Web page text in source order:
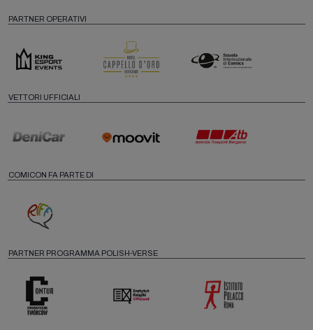
PARTNER OPERATIVI
VETTORI UFFICIALI
COMICON FA PARTE DI
PARTNER PROGRAMMA POLISH-VERSE